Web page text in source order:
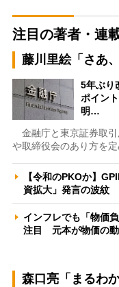
注目の著者・連
藤川里絵「さあ
5年ぶり
ポイン
明…
金融庁と東京証券取引
や取締役会のあり方を
【令和のPKOか】
資拡大」発言の波紋
インフレでも「物価
注目 元本が物価の
森口亮「まるわ